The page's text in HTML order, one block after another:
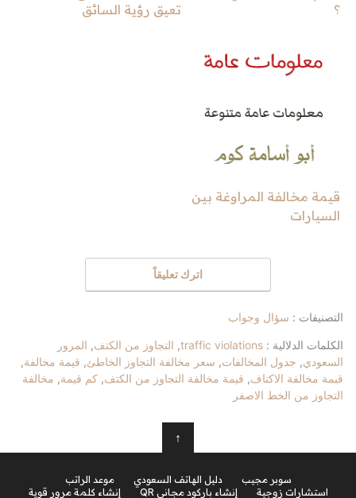
؟
تعيق رؤية السائق
قيمة مخالفة المراوغة بين
السيارات
اترك تعليقاً
التصنيفات : سؤال وجواب
الكلمات الدلالية : traffic violations
, التجاوز من الكتف, المرور
السعودي, جدول المخالفات, سعر مخالفة التجاوز الخاطئ, قيمة مخالفة,
قيمة مخالفة الاكتاف, قيمة مخالفة التجاوز من الكتف, كم قيمة, مخالفة
التجاوز من الخط الاصفر
↑
سوبر مجيب دليل الهاتف السعودي
موعد الراتب
استشارات زوجية
إنشاء باركود مجاني QR إنشاء كلمة مرور قوية